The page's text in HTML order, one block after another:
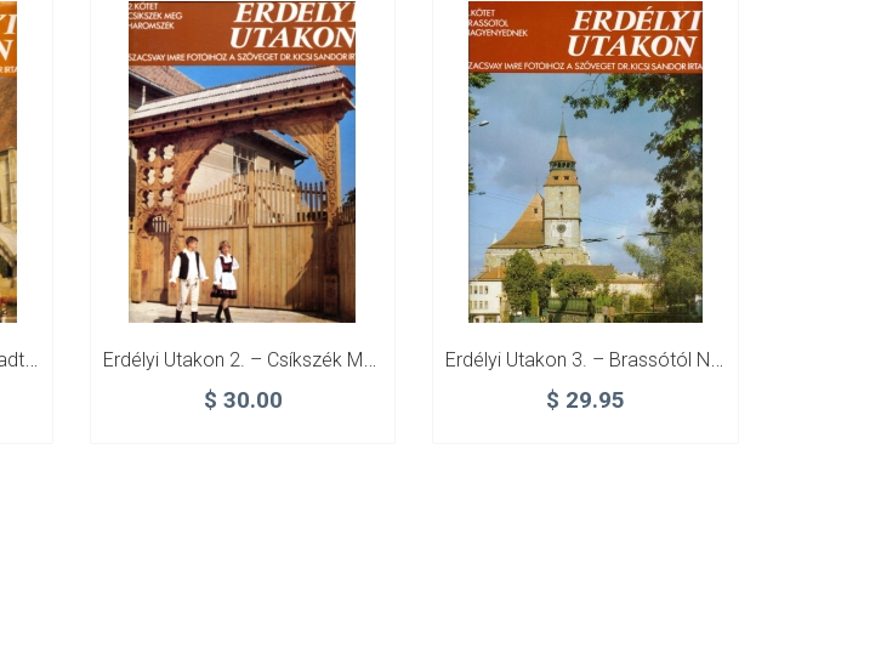
Erdélyi Utakon 1. – Nagyváradtól A Hargitáig
$ 30.00 $ 29.95